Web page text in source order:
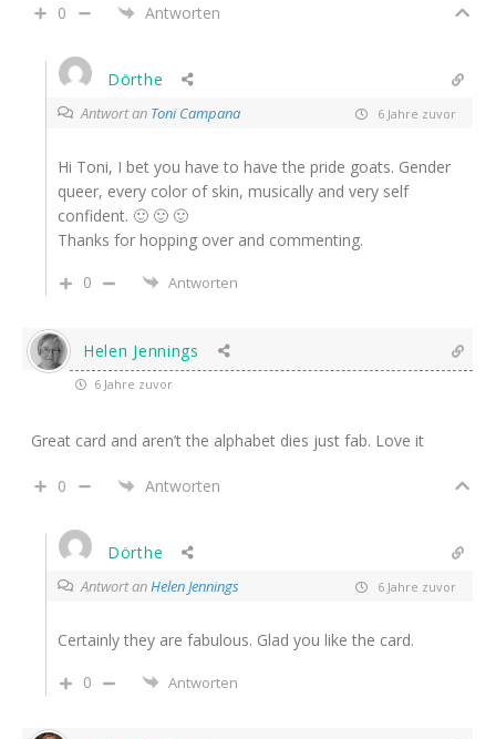
0 Antworten
Dörthe
Antwort an Toni Campana 6 Jahre zuvor
Hi Toni, I bet you have to have the pride goats. Gender
queer, every color of skin, musically and very self
confident. 🙂 🙂 🙂
Thanks for hopping over and commenting.
0
Antworten
Helen Jennings
6 Jahre zuvor
Great card and aren’t the alphabet dies just fab. Love it
0 Antworten
Dörthe
Antwort anHelen Jennings 6 Jahre zuvor
Certainly they are fabulous. Glad you like the card.
0
Antworten